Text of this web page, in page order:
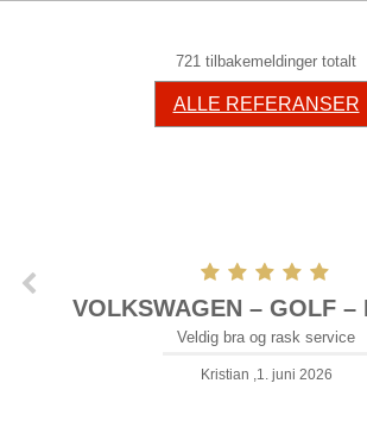
721 tilbakemeldinger totalt
ALLE REFERANSER
VOLKSWAGEN – GOLF
Veldig bra og rask service
Kristian ,1. juni 2026